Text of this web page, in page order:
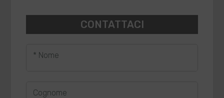
CONTATTACI
* Nome
Cognome